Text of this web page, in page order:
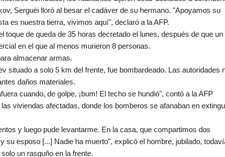
Serguéi lloró al besar el cadáver de su hermano. "Apoyamos su
es nuestra tierra, vivimos aquí", declaró a la AFP.
toque de queda de 35 horas decretado el lunes, después de que un
en el que al menos murieron 8 personas.
almacenar armas.
situado a solo 5 km del frente, fue bombardeado. Las autoridades
daños materiales.
cuando, de golpe, ¡bum! El techo se hundió", contó a la AFP
viviendas afectadas, donde los bomberos se afanaban en
y luego pude levantarme. En la casa, que compartimos dos
su esposo [...] Nadie ha muerto", explicó el hombre, jubilado,
un rasguño en la frente.